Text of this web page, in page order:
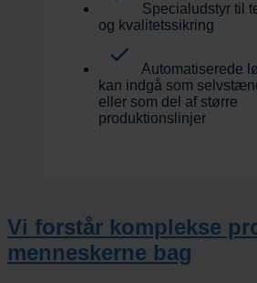
Specialudstyr til
og kvalitetssikring
Automatiserede
kan indgå som
eller som del af større
produktionslinjer
Vi forstår komplekse
menneskerne bag